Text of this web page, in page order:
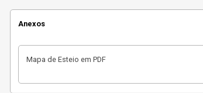
Anexos
Mapa de Esteio em PDF